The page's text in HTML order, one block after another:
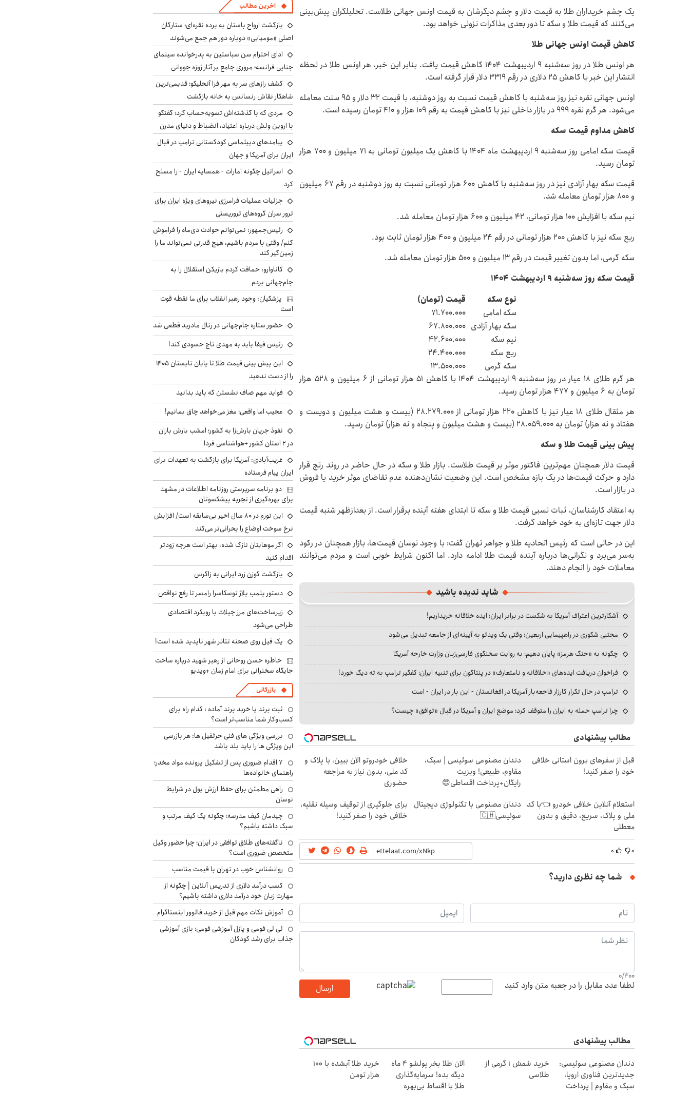
یک چشم خریداران طلا به قیمت دلار و چشم دیگرشان به قیمت اونس جهانی طلاست. تحلیلگران پیش‌بینی
می‌کنند که قیمت طلا و سکه تا دور بعدی مذاکرات نزولی خواهد بود.
کاهش قیمت اونس جهانی طلا
هر اونس طلا در روز سه‌شنبه ۹ اردیبهشت ۱۴۰۴ کاهش قیمت یافت. بنابر این خبر، هر اونس طلا در لحظه
انتشار این خبر با کاهش ۲۵ دلاری در رقم ۳۳۱۹ دلار قرار گرفته است.
اونس جهانی نقره نیز روز سه‌شنبه با کاهش قیمت نسبت به روز دوشنبه، با قیمت ۳۲ دلار و ۹۵ سنت معامله
می‌شود. هر گرم نقره ۹۹۹ در بازار داخلی نیز با کاهش قیمت به رقم ۱۰۹ هزار و ۴۱۰ تومان رسیده است.
کاهش مداوم قیمت سکه
قیمت سکه امامی روز سه‌شنبه ۹ اردیبهشت ماه ۱۴۰۴ با کاهش یک میلیون تومانی به ۷۱ میلیون و ۷۰۰ هزار
تومان رسید.
قیمت سکه بهار آزادی نیز در روز سه‌شنبه با کاهش ۶۰۰ هزار تومانی نسبت به روز دوشنبه در رقم ۶۷ میلیون
و ۸۰۰ هزار تومان معامله شد.
نیم سکه با افزایش ۱۰۰ هزار تومانی، ۴۲ میلیون و ۶۰۰ هزار تومان معامله شد.
ربع سکه نیز با کاهش ۲۰۰ هزار تومانی در رقم ۲۴ میلیون و ۴۰۰ هزار تومان ثابت بود.
سکه گرمی، اما بدون تغییر قیمت در رقم ۱۳ میلیون و ۵۰۰ هزار تومان معامله شد.
قیمت سکه روز سه‌شنبه ۹ اردیبهشت ۱۴۰۴
نوع سکه
قیمت (تومان)
سکه امامی
۷۱.۷۰۰.۰۰۰
سکه بهار آزادی ۶۷.۸۰۰.۰۰۰
نیم سکه
۴۲.۶۰۰.۰۰۰
ربع سکه
۲۴.۴۰۰.۰۰۰
سکه گرمی
۱۳.۵۰۰.۰۰۰
هر گرم طلای ۱۸ عیار در روز سه‌شنبه ۹ اردیبهشت ۱۴۰۴ با کاهش ۵۱ هزار تومانی از ۶ میلیون و ۵۲۸ هزار
تومان به ۶ میلیون و ۴۷۷ هزار تومان رسید.
هر مثقال طلای ۱۸ عیار نیز با کاهش ۲۲۰ هزار تومانی از ۲۸.۲۷۹.۰۰۰ (بیست و هشت میلیون و دویست و
هفتاد و نه هزار) تومان به ۲۸.۰۵۹.۰۰۰ (بیست و هشت میلیون و پنجاه و نه هزار) تومان رسید.
پیش بینی قیمت طلا و سکه
قیمت دلار همچنان مهم‌ترین فاکتور موثر بر قیمت طلاست. بازار طلا و سکه در حال حاضر در روند رنج قرار
دارد و حرکت قیمت‌ها در یک بازه مشخص است. این وضعیت نشان‌دهنده عدم تقاضای موثر خرید یا فروش
در بازار است.
به اعتقاد کارشناسان، ثبات نسبی قیمت طلا و سکه تا ابتدای هفته آینده برقرار است. از بعدازظهر شنبه قیمت
دلار جهت تازه‌ای به خود خواهد گرفت.
این در حالی است که رئیس اتحادیه طلا و جواهر تهران گفت: با وجود نوسان قیمت‌ها، بازار همچنان در رکود
به‌سر می‌برد و نگرانی‌ها درباره آینده قیمت طلا ادامه دارد. اما اکنون شرایط خوبی است و مردم می‌توانند
معاملات خود را انجام دهند.
شاید ندیده باشید
آشکارترین اعتراف آمریکا به شکست در برابر ایران؛ ایده خلاقانه خریداریم!
مجتبی شکوری در راهپیمایی اربعین؛ وقتی یک ویدئو به آیینه‌ای از جامعه تبدیل می‌شود
چگونه به «جنگ هرمز» پایان دهیم؛ به روایت سخنگوی فارسی‌زبان وزارت خارجه آمریکا
فراخوان دریافت ایده‌های «خلاقانه و نامتعارف» در پنتاگون برای تنبیه ایران؛ کفگیر ترامپ به ته دیگ خورد!
ترامپ در حال تکرار کارزار فاجعه‌بار آمریکا در افغانستان - این بار در ایران - است
چرا ترامپ حمله به ایران را متوقف کرد؛ موضع ایران و آمریکا در قبال «توافق» چیست؟
مطالب پیشنهادی
قبل از سفرهای برون استانی خلافی
خود را صفر کنید!
دندان مصنوعی سوئیسی | سبک،
مقاوم، طبیعی! ویزیت
رایگان+پرداخت اقساطی😍
خلافی خودروتو الان ببین، با پلاک و
کد ملی، بدون نیاز به مراجعه
حضوری
استعلام آنلاین خلافی خودرو 👈با کد
ملی و پلاک، سریع، دقیق و بدون
معطلی
دندان مصنوعی با تکنولوژی دیجیتال
سوئیسی🇨🇭
برای جلوگیری از توقیف وسیله نقلیه،
خلافی خود را صفر کنید!
۰ ۰
شما چه نظری دارید؟
0/400
لطفا عدد مقابل را در جعبه متن وارد کنید ارسال
مطالب پیشنهادی
دندان مصنوعی سوئیسی:
جدیدترین فناوری اروپا،
سبک و مقاوم | پرداخت
خرید شمش 1 گرمی از
طلاسی
الان طلا بخر پولشو 4 ماه
دیگه بده! سرمایه‌گذاری
طلا با اقساط بی‌بهره
خرید طلا آبشده با 100
هزار تومن
آخرین مطالب
بازگشت ارواح باستان به پرده نقره‌ای؛ ستارگان
اصلی «مومیایی» دوباره دور هم جمع می‌شوند
ادای احترام سن سباستین به پدرخوانده سینمای
جنایی فرانسه؛ مروری جامع بر آثار ژوزه جووانی
کشف رازهای سر به مهر فرا آنجلیکو؛ قدیمی‌ترین
شاهکار نقاش رنسانس به خانه بازگشت
مردی که با گذشته‌اش تسویه‌حساب کرد؛ گفتگو
با اروین ولش درباره اعتیاد، انضباط و دنیای مدرن
پیامدهای دیپلماسی کودکستانی ترامپ در قبال
ایران برای آمریکا و جهان
اسرائیل چگونه امارات - همسایه ایران - را مسلح
کرد
جزئیات عملیات فرامرزی نیروهای ویژه ایران برای
ترور سران گروه‌های تروریستی
رئیس‌جمهور: نمی‌توانم حوادث دی‌ماه را فراموش
کنم/ وقتی با مردم باشیم، هیچ قدرتی نمی‌تواند ما را
زمین‌گیر کند
کاناوارو: حماقت کردم بازیکن استقلال را به
جام‌جهانی بردم
پزشکیان: وجود رهبر انقلاب برای ما نقطه قوت
است
حضور ستاره جام‌جهانی در رئال مادرید قطعی شد
رئیس فیفا باید به مهدی تاج حسودی کند!
این پیش بینی قیمت طلا تا پایان تابستان ۱۴۰۵
را از دست ندهید
فواید مهم صاف نشستن که باید بدانید
عجیب اما واقعی؛ مغز می‌خواهد چاق بمانیم!
نفوذ جریان بارش‌زا به کشور؛ امشب بارش باران
در ۲ استان کشور +هواشناسی فردا
غریب‌آبادی: آمریکا برای بازگشت به تعهدات برای
ایران پیام فرستاده
دو برنامه سرپرستی روزنامه اطلاعات در مشهد
برای بهره‌گیری از تجربه پیشکسوتان
این تورم در ۸۰ سال اخیر بی‌سابقه است/ افزایش
نرخ سوخت اوضاع را بحرانی‌تر می‌کند
اگر موهایتان نازک شده، بهتر است هرچه زودتر
اقدام کنید
بازگشت گوزن زرد ایرانی به زاگرس
دستور پلمب پلاژ توسکاسرا رامسر تا رفع نواقص
زیرساخت‌های مرز چیلات با رویکرد اقتصادی
طراحی می‌شود
یک فیل روی صحنه تئاتر شهر ناپدید شده است!
خاطره حسن روحانی از رهبر شهید درباره ساخت
جایگاه سخنرانی برای امام زمان +ویدیو
بازرگانی
ثبت برند یا خرید برند آماده : کدام راه برای
کسب‌وکار شما مناسب‌تر است؟
بررسی ویژگی های فنی جرثقیل ها: هر بازرسی
این ویژگی ها را باید بلد باشد
۷ اقدام ضروری پس از تشکیل پرونده مواد مخدر؛
راهنمای خانواده‌ها
راهی مطمئن برای حفظ ارزش پول در شرایط
نوسان
چیدمان کیف مدرسه؛ چگونه یک کیف مرتب و
سبک داشته باشیم؟
ناگفته‌های طلاق توافقی در ایران؛ چرا حضور وکیل
متخصص ضروری است؟
روانشناس خوب در تهران با قیمت مناسب
کسب درآمد دلاری از تدریس آنلاین | چگونه از
مهارت زبان خود درآمد دلاری داشته باشیم؟
آموزش نکات مهم قبل از خرید فالوور اینستاگرام
لی لی فومی و پازل آموزشی فومی؛ بازی آموزشی
جذاب برای رشد کودکان